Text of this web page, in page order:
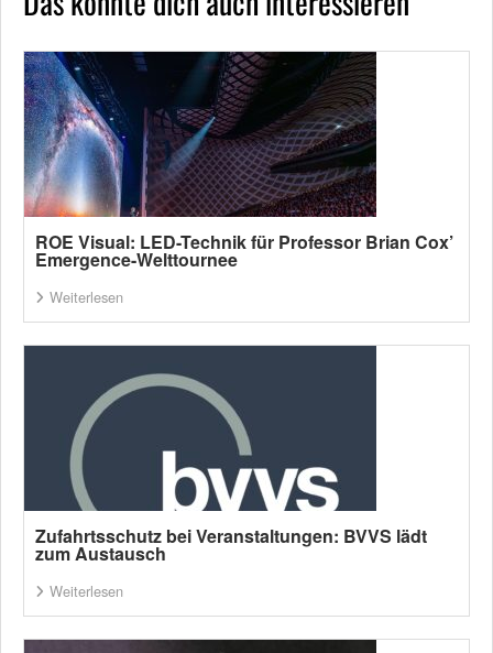
ROE Visual: LED-Technik für Professor Brian Cox’
Emergence-Welttournee
Weiterlesen
Zufahrtsschutz bei Veranstaltungen: BVVS lädt
zum Austausch
Weiterlesen